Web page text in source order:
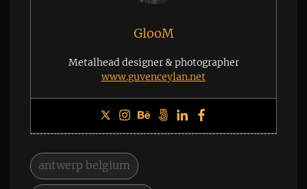
GlooM
Metalhead designer & photographer
www.guvenceylan.net
antwerp belgium